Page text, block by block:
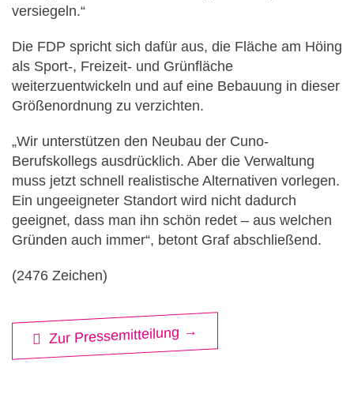
versiegeln.“
Die FDP spricht sich dafür aus, die Fläche am Höing
als Sport-, Freizeit- und Grünfläche
weiterzuentwickeln und auf eine Bebauung in dieser
Größenordnung zu verzichten.
„Wir unterstützen den Neubau der Cuno-
Berufskollegs ausdrücklich. Aber die Verwaltung
muss jetzt schnell realistische Alternativen vorlegen.
Ein ungeeigneter Standort wird nicht dadurch
geeignet, dass man ihn schön redet – aus welchen
Gründen auch immer“, betont Graf abschließend.
(2476 Zeichen)
Zur Pressemitteilung →